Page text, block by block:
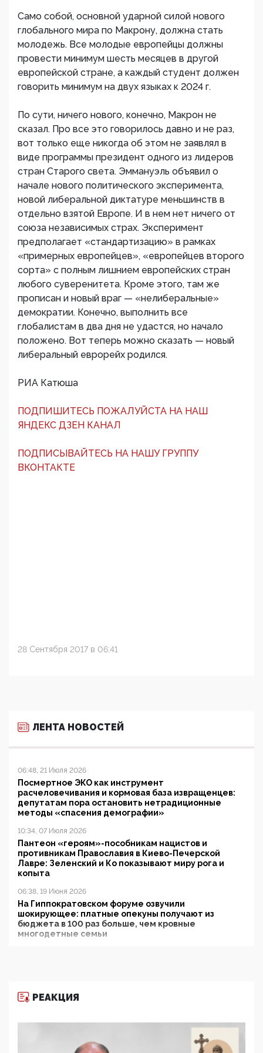
Само собой, основной ударной силой нового
глобального мира по Макрону, должна стать
молодежь. Все молодые европейцы должны
провести минимум шесть месяцев в другой
европейской стране, а каждый студент должен
говорить минимум на двух языках к 2024 г.
По сути, ничего нового, конечно, Макрон не
сказал. Про все это говорилось давно и не раз,
вот только еще никогда об этом не заявлял в
виде программы президент одного из лидеров
стран Старого света. Эммануэль объявил о
начале нового политического эксперимента,
новой либеральной диктатуре меньшинств в
отдельно взятой Европе. И в нем нет ничего от
союза независимых страх. Эксперимент
предполагает «стандартизацию» в рамках
«примерных европейцев», «европейцев второго
сорта» с полным лишнием европейских стран
любого суверенитета. Кроме этого, там же
прописан и новый враг — «нелиберальные»
демократии. Конечно, выполнить все
глобалистам в два дня не удастся, но начало
положено. Вот теперь можно сказать — новый
либеральный еврорейх родился.
РИА Катюша
ПОДПИШИТЕСЬ ПОЖАЛУЙСТА НА НАШ
ЯНДЕКС ДЗЕН КАНАЛ
ПОДПИСЫВАЙТЕСЬ НА НАШУ ГРУППУ
ВКОНТАКТЕ
28 Сентября 2017 в 06:41
ЛЕНТА НОВОСТЕЙ
06:48, 21 Июля 2026
Посмертное ЭКО как инструмент
расчеловечивания и кормовая база извращенцев:
депутатам пора остановить нетрадиционные
методы «спасения демографии»
10:34, 07 Июля 2026
Пантеон «героям»-пособникам нацистов и
противникам Православия в Киево-Печерской
Лавре: Зеленский и Ко показывают миру рога и
копыта
06:38, 19 Июня 2026
На Гиппократовском форуме озвучили
шокирующее: платные опекуны получают из
бюджета в 100 раз больше, чем кровные
многодетные семьи
11:53, 09 Июня 2026
деятельность ИИТО ЮНЕСКО в России, но
цифроглобалисты продолжают определять
повестку в образовании
РЕАКЦИЯ